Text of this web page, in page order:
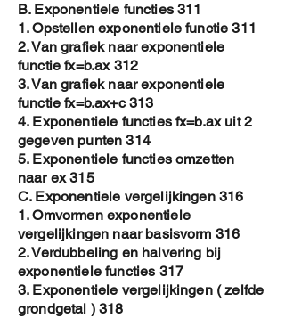
B. Exponentiele functies 311
1. Opstellen exponentiele functie 311
2. Van grafiek naar exponentiele
functie fx=b.ax 312
3. Van grafiek naar exponentiele
functie fx=b.ax+c 313
4. Exponentiele functies fx=b.ax uit 2
gegeven punten 314
5. Exponentiele functies omzetten
naar ex 315
C. Exponentiele vergelijkingen 316
1. Omvormen exponentiele
vergelijkingen naar basisvorm 316
2. Verdubbeling en halvering bij
exponentiele functies 317
3. Exponentiele vergelijkingen ( zelfde
grondgetal ) 318